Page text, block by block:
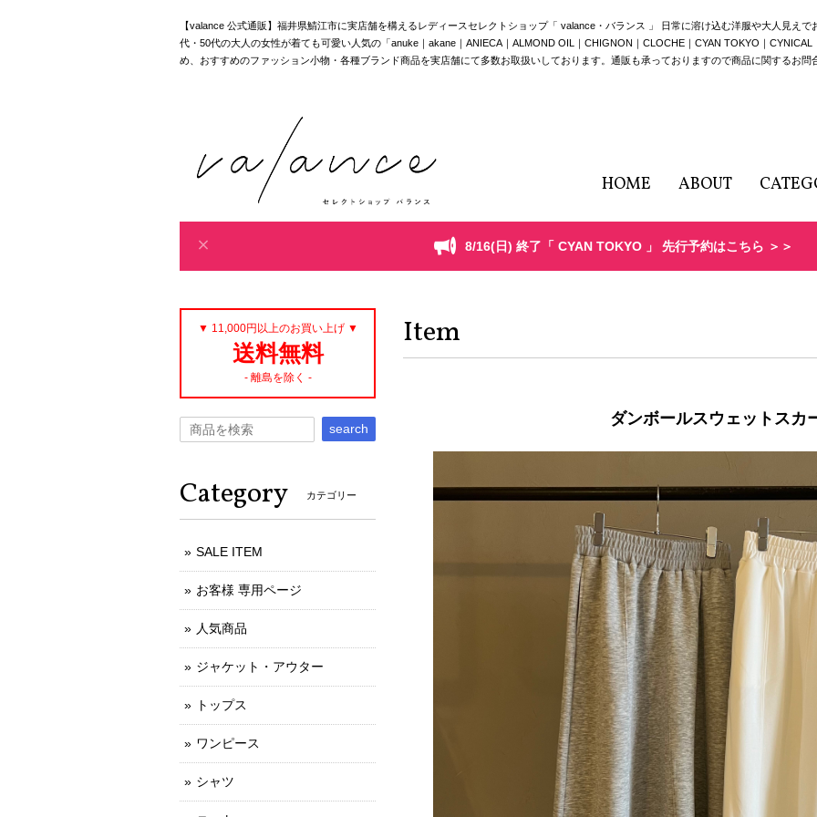
【valance 公式通販】福井県鯖江市に実店舗を構えるレディースセレクトショップ「 valance・バランス 」 日常に溶け込む洋服や大人見え
代・50代の大人の女性が着ても可愛い人気の「anuke｜akane｜ANIECA｜ALMOND OIL｜CHIGNON｜CLOCHE｜CYAN TOKYO｜
め、おすすめのファッション小物・各種ブランド商品を実店舗にて多数お取扱いしております。通販も承っておりますので商品に関するお問
HOME ABOUT
8/16(日) 終了「 CYAN TOKYO 」 先行予約はこちら ＞＞
Item
ダンボールスウェットスカ
▼ 11,000円以上のお買い上げ ▼
送料無料
- 離島を除く -
search
Category カテゴリー
SALE ITEM
お客様 専用ページ
人気商品
ジャケット・アウター
トップス
ワンピース
シャツ